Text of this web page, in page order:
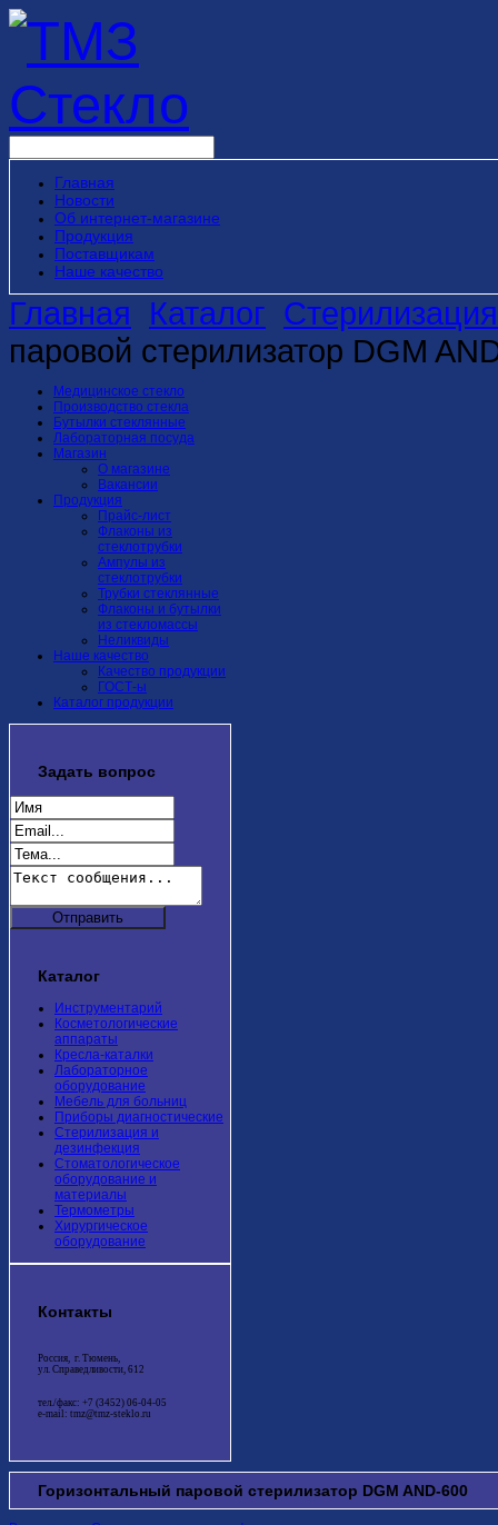
Главная
Новости
Об интернет-магазине
Продукция
Поставщикам
Наше качество
Главная Каталог
паровой стерилизатор DGM
Медицинское стекло
Производство стекла
Бутылки стеклянные
Лабораторная посуда
Магазин
О магазине
Вакансии
Продукция
Прайс-лист
Флаконы из
стеклотрубки
Ампулы из
стеклотрубки
Трубки стеклянные
Флаконы и бутылки
из стекломассы
Неликвиды
Наше качество
Качество продукции
ГОСТ-ы
Каталог продукции
Задать вопрос
Каталог
Инструментарий
Косметологические
аппараты
Кресла-каталки
Лабораторное
оборудование
Мебель для больниц
Приборы диагностические
Стерилизация и
дезинфекция
Стоматологическое
оборудование и
материалы
Термометры
Хирургическое
оборудование
Контакты
Россия, г. Тюмень,
ул. Справедливости, 612
тел./факс: +7 (3452) 06-04-05
e-mail: tmz@tmz-steklo.ru
Горизонтальный паровой стерилизатор DGM AND-600